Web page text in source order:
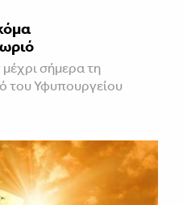
σήμερα τη
του Υφυπουργείου